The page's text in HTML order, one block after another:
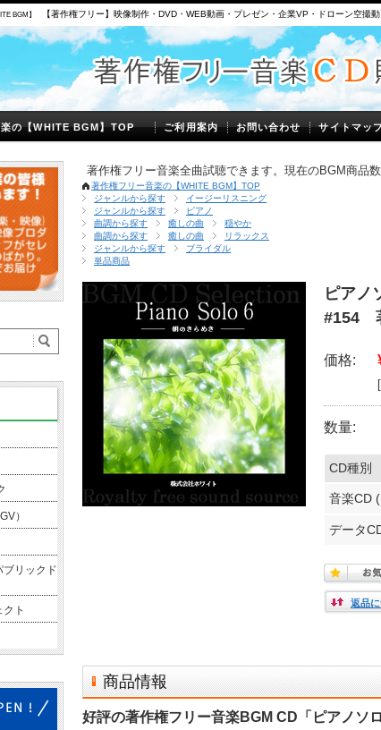
BGM】 【著作権フリー】映像制作・DVD・WEB動画・プレゼン・企業VP・ドローン空撮
の【WHITE BGM】TOP ご利用案内 お問い合わせ サイトマッ
著作権フリー音楽全曲試聴できます。現在のBGM商品数
著作権フリー音楽の【WHITE BGM】TOP
ジャンルから探す
イージーリスニング
ジャンルから探す
ピアノ
曲調から探す
癒しの曲
穏やか
曲調から探す
癒しの曲
リラックス
ジャンルから探す
ブライダル
単品商品
ピアノ
#154
価格:
数量:
CD種別
音楽CD
データ
返品
商品情報
好評の著作権フリー音楽BGM CD「ピアノソ
）
ブリックド
ト